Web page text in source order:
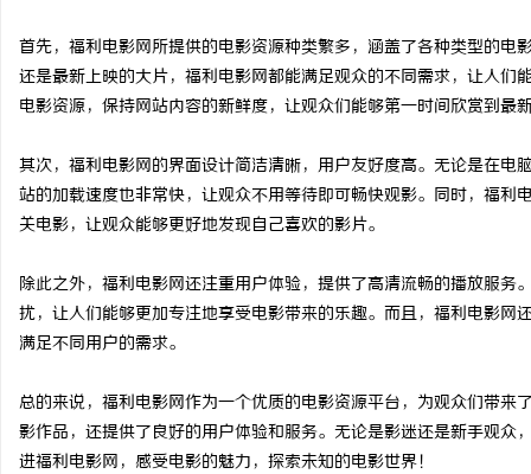
首先，福利电影网所提供的电影资源种类繁多，涵盖了各种类型的
还是最新上映的大片，福利电影网都能满足观众的不同需求，让人
电影资源，保持网站内容的新鲜度，让观众们能够第一时间欣赏到最
其次，福利电影网的界面设计简洁清晰，用户友好度高。无论是在
站的加载速度也非常快，让观众不用等待即可畅快观影。同时，福
关电影，让观众能够更好地发现自己喜欢的影片。
除此之外，福利电影网还注重用户体验，提供了高清流畅的播放服
扰，让人们能够更加专注地享受电影带来的乐趣。而且，福利电影
满足不同用户的需求。
总的来说，福利电影网作为一个优质的电影资源平台，为观众们带
影作品，还提供了良好的用户体验和服务。无论是影迷还是新手观
进福利电影网，感受电影的魅力，探索未知的电影世界！
光切管机：现代制造业的革命性工具 330FE20耐磨改性颗粒